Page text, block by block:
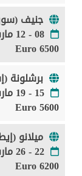
جنيف
08 - 12 مارس 2027
6500 Euro
برشلونة
15 - 19 مارس 2027
5600 Euro
ميلانو
22 - 26 مارس 2027
6200 Euro